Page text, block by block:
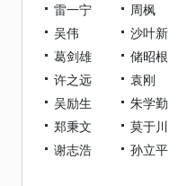
雷一宁
周枫
吴伟
沙叶新
葛剑雄
储昭根
许之远
袁刚
吴励生
朱学勤
郑秉文
莫于川
谢志浩
孙立平